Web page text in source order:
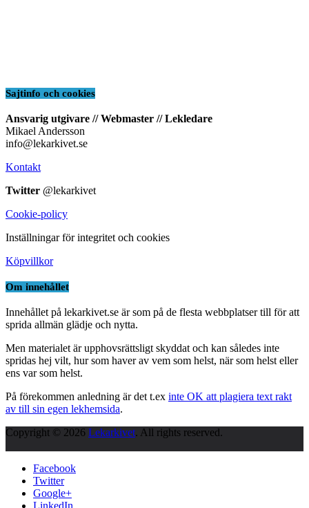
Sajtinfo och cookies
Ansvarig utgivare // Webmaster // Lekledare
Mikael Andersson
info@lekarkivet.se
Kontakt
Twitter @lekarkivet
Cookie-policy
Inställningar för integritet och cookies
Köpvillkor
Om innehållet
Innehållet på lekarkivet.se är som på de flesta webbplatser till för att
sprida allmän glädje och nytta.
Men materialet är upphovsrättsligt skyddat och kan således inte
spridas hej vilt, hur som haver av vem som helst, när som helst eller
ens var som helst.
På förekommen anledning är det t.ex inte OK att plagiera text rakt
av till sin egen lekhemsida.
Copyright © 2026 Lekarkivet. All rights reserved.
Facebook
Twitter
Google+